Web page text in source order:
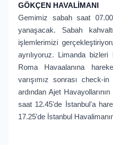
GÖKÇEN HAVALİMANI
Gemimiz sabah saat
yanaşacak. Sabah
işlemlerimizi
ayrılıyoruz. Limanda
Roma Havaalanına
varışımız sonrası check-
ardından Ajet
saat 12.45'de İstanbul'a
17.25'de İstanbul